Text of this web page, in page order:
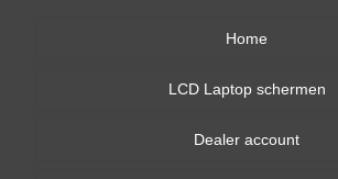
Home
LCD Laptop schermen
13,3 inch
Dealer account